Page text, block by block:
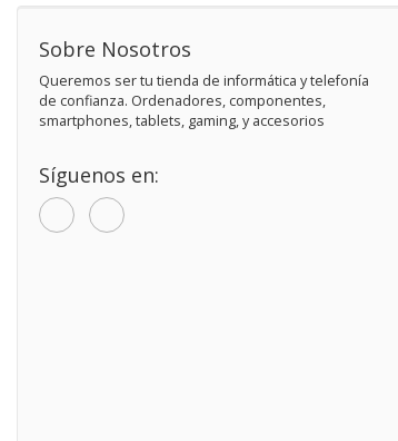
Sobre Nosotros
Queremos ser tu tienda de informática y telefonía
de confianza. Ordenadores, componentes,
smartphones, tablets, gaming, y accesorios
Síguenos en: